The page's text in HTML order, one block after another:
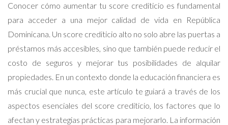
Conocer cómo aumentar tu score crediticio es fundamental
para acceder a una mejor calidad de vida en República
Dominicana. Un score crediticio alto no solo abre las puertas a
préstamos más accesibles, sino que también puede reducir el
costo de seguros y mejorar tus posibilidades de alquilar
propiedades. En un contexto donde la educación financiera es
más crucial que nunca, este artículo te guiará a través de los
aspectos esenciales del score crediticio, los factores que lo
afectan y estrategias prácticas para mejorarlo. La información